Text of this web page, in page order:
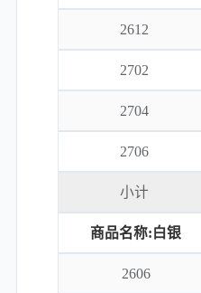
2612
2702
2704
2706
小计
商品名称:白银
2606